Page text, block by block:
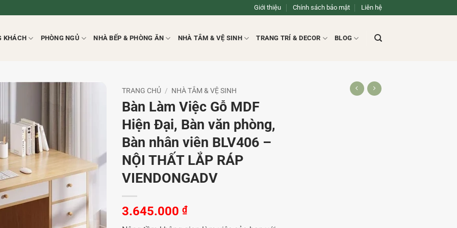
Giới thiệu Chính sách bảo mật Liên hệ
KHÁCH PHÒNG NGỦ NHÀ BẾP & PHÒNG ĂN NHÀ TẮM & VỆ SINH TRANG TRÍ & DECOR BLOG
TRANG CHỦ / NHÀ TẮM & VỆ SINH
Bàn Làm Việc Gỗ MDF
Hiện Đại, Bàn văn phòng,
Bàn nhân viên BLV406 –
NỘI THẤT LẮP RÁP
VIENDONGADV
3.645.000 ₫